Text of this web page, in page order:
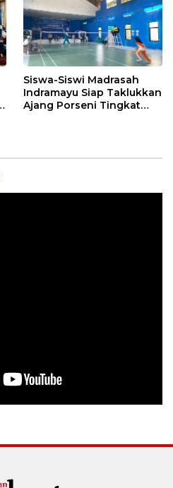
Siswa-Siswi Madrasah
Indramayu Siap Taklukkan
Ajang Porseni Tingkat